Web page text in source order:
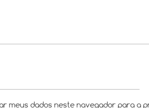
meus dados neste navegador para a